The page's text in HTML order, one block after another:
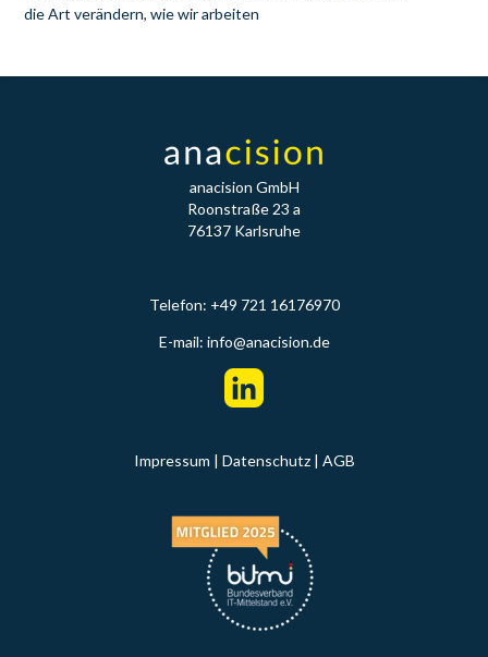
die Art verändern, wie wir arbeiten
anacision GmbH
Roonstraße 23 a
76137 Karlsruhe
Telefon: +49 721 16176970
E-mail: info@anacision.de
Impressum | Datenschutz| AGB